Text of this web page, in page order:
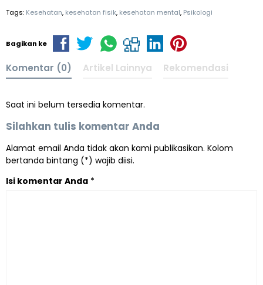
Tags: Kesehatan, kesehatan fisik, kesehatan mental, Psikologi
Bagikan ke
Komentar (0) Artikel Lainnya Rekomendasi
Saat ini belum tersedia komentar.
Silahkan tulis komentar Anda
Alamat email Anda tidak akan kami publikasikan. Kolom
bertanda bintang (*) wajib diisi.
Isi komentar Anda *